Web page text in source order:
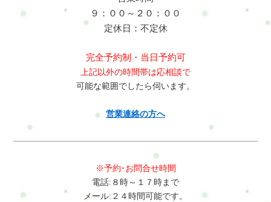
９：００～２０：００
定休日：不定休
完全予約制・当日予約可
上記以外の時間帯は応相談で
可能な範囲でしたら伺います。
営業連絡の方へ
※予約･お問合せ時間
電話:８時～１７時まで
メール:２４時間可能です。